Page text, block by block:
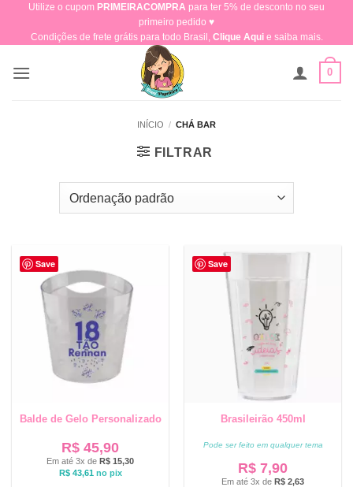
content
Utilize o cupom PRIMEIRACOMPRA para ter 5% de desconto no seu
primeiro pedido ♥​
Condições de frete grátis para todo Brasil, Clique Aquie saiba mais.
0
INÍCIO / CHÁ BAR
FILTRAR
Save
Balde de Gelo Personalizado
R$ 45,90
Em até 3x de R$ 15,30
R$43,61 no pix
Save
Brasileirão 450ml
Pode ser feito em qualquer tema
R$ 7,90
Em até 3x de R$ 2,63